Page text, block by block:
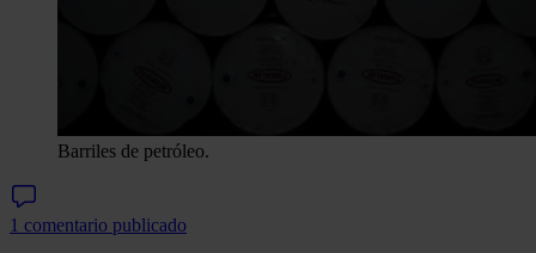
Barriles de petróleo.
1 comentario publicado